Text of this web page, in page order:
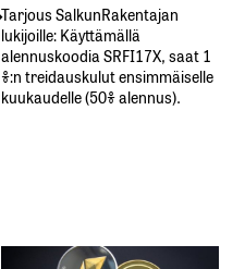
Tarjous SalkunRakentajan
lukijoille: Käyttämällä​ ​
alennuskoodia​ ​SRFI17X,​ ​saat​ ​1
%:n treidauskulut​ ​ensimmäiselle​ ​
kuukaudelle​ ​(50%​ ​alennus).